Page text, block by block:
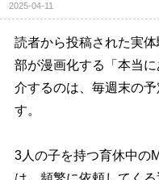
2025-04-11
読者から投稿された実
部が漫画化する「本当
介するのは、毎週末の
す。
3人の子を持つ育休中の